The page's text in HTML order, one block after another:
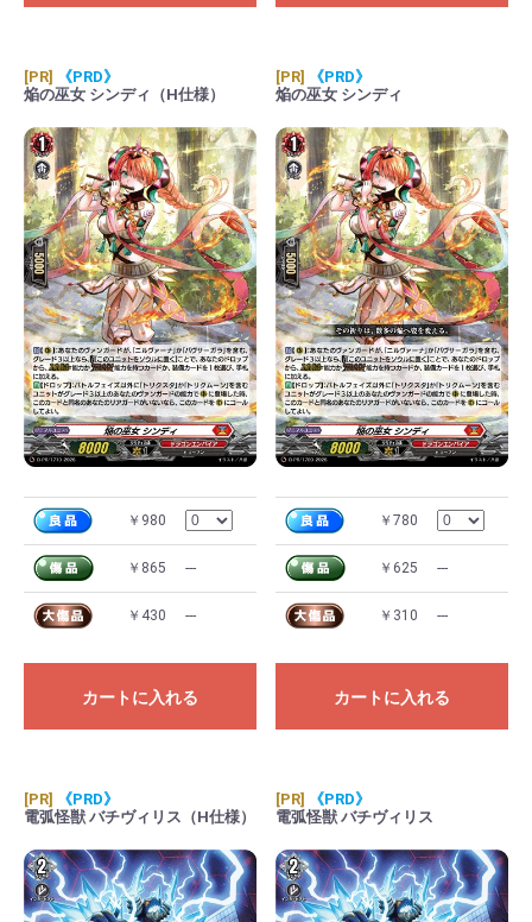
[PR]
《PRD》
焔の巫女 シンディ（H仕様）
￥980
￥865 ---
￥430 ---
カートに入れる
[PR]
《PRD》
焔の巫女 シンディ
￥780
￥625 ---
￥310 ---
カートに入れる
[PR]
《PRD》
電弧怪獣 バチヴィリス（H仕様）
[PR]
《PRD》
電弧怪獣 バチヴィリス